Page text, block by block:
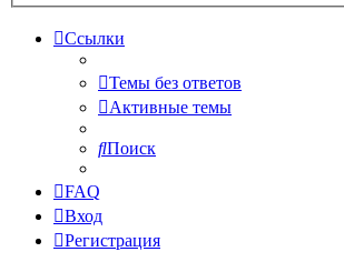
Ссылки
Темы без ответов
Активные темы
Поиск
FAQ
Вход
Регистрация